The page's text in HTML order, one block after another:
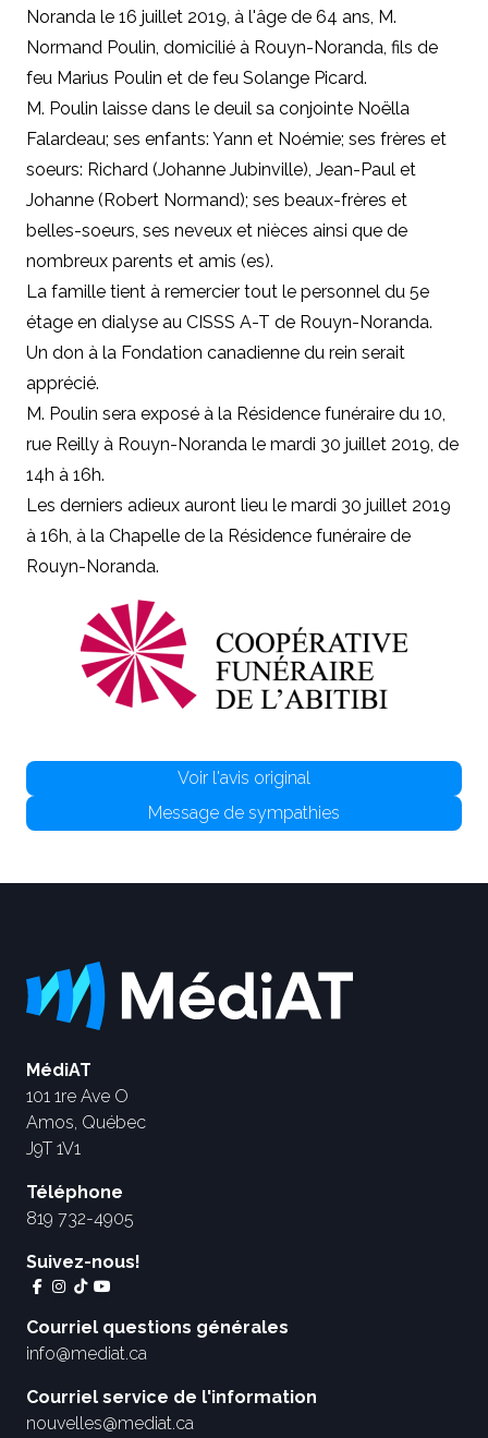
Noranda le 16 juillet 2019, à l'âge de 64 ans, M.
Normand Poulin, domicilié à Rouyn-Noranda, fils de
feu Marius Poulin et de feu Solange Picard.
M. Poulin laisse dans le deuil sa conjointe Noëlla
Falardeau; ses enfants: Yann et Noémie; ses frères et
soeurs: Richard (Johanne Jubinville), Jean-Paul et
Johanne (Robert Normand); ses beaux-frères et
belles-soeurs, ses neveux et nièces ainsi que de
nombreux parents et amis (es).
La famille tient à remercier tout le personnel du 5e
étage en dialyse au CISSS A-T de Rouyn-Noranda.
Un don à la Fondation canadienne du rein serait
apprécié.
M. Poulin sera exposé à la Résidence funéraire du 10,
rue Reilly à Rouyn-Noranda le mardi 30 juillet 2019, de
14h à 16h.
Les derniers adieux auront lieu le mardi 30 juillet 2019
à 16h, à la Chapelle de la Résidence funéraire de
Rouyn-Noranda.
Voir l'avis original
Message de sympathies
MédiAT
101 1re Ave O
Amos, Québec
J9T 1V1
Téléphone
819 732-4905
Suivez-nous!
Courriel questions générales
info@mediat.ca
Courriel service de l'information
nouvelles@mediat.ca